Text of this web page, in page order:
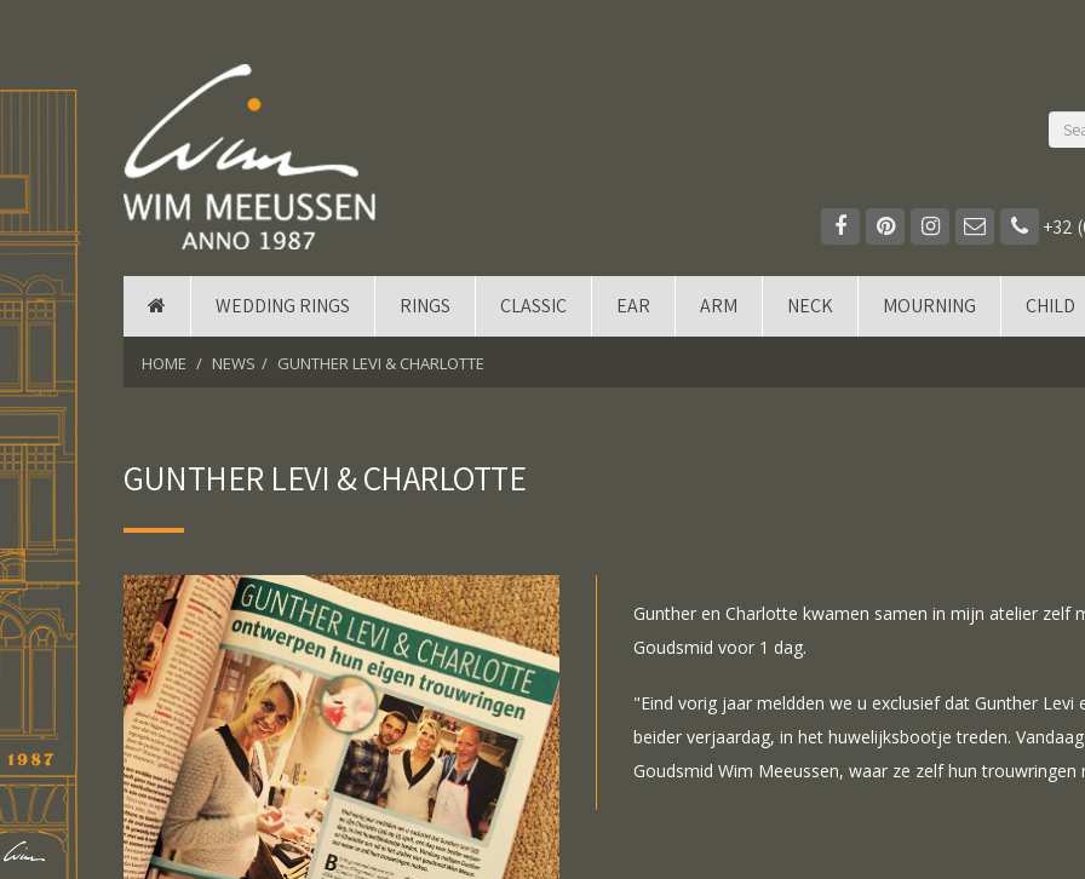
+32
WEDDING RINGS RINGS CLASSIC EAR ARM NECK MOURNING CHILD
HOME NEWS GUNTHER LEVI & CHARLOTTE
GUNTHER LEVI & CHARLOTTE
Gunther en Charlotte kwamen samen in mijn atelier
Goudsmid voor 1 dag.
"Eind vorig jaar meldden we u exclusief dat Gunther
beider verjaardag, in het huwelijksbootje treden.
Goudsmid Wim Meeussen, waar ze zelf hun